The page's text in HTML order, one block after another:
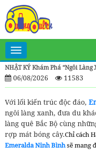
Toggle
navigation
NHẬT KÝ Khám Phá “ngôi
06/08/2026 11583
Với lối kiến trúc độc đáo,
ngôi làng xanh, đưa du
làng quê Bắc Bộ cùng
rợp mát bóng cây.Chỉ cách
Emeralda Ninh Bìnhsẽ mang